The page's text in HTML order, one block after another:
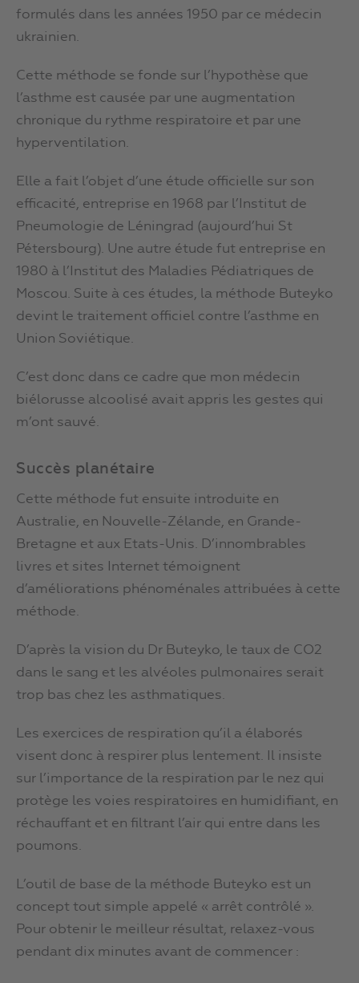
formulés dans les années 1950 par ce médecin
ukrainien.
Cette méthode se fonde sur l’hypothèse que
l’asthme est causée par une augmentation
chronique du rythme respiratoire et par une
hyperventilation.
Elle a fait l’objet d’une étude officielle sur son
efficacité, entreprise en 1968 par l’Institut de
Pneumologie de Léningrad (aujourd’hui St
Pétersbourg). Une autre étude fut entreprise en
1980 à l’Institut des Maladies Pédiatriques de
Moscou. Suite à ces études, la méthode Buteyko
devint le traitement officiel contre l’asthme en
Union Soviétique.
C’est donc dans ce cadre que mon médecin
biélorusse alcoolisé avait appris les gestes qui
m’ont sauvé.
Succès planétaire
Cette méthode fut ensuite introduite en
Australie, en Nouvelle-Zélande, en Grande-
Bretagne et aux Etats-Unis. D’innombrables
livres et sites Internet témoignent
d’améliorations phénoménales attribuées à cette
méthode.
D’après la vision du Dr Buteyko, le taux de CO2
dans le sang et les alvéoles pulmonaires serait
trop bas chez les asthmatiques.
Les exercices de respiration qu’il a élaborés
visent donc à respirer plus lentement. Il insiste
sur l’importance de la respiration par le nez qui
protège les voies respiratoires en humidifiant, en
réchauffant et en filtrant l’air qui entre dans les
poumons.
L’outil de base de la méthode Buteyko est un
concept tout simple appelé « arrêt contrôlé ».
Pour obtenir le meilleur résultat, relaxez-vous
pendant dix minutes avant de commencer :